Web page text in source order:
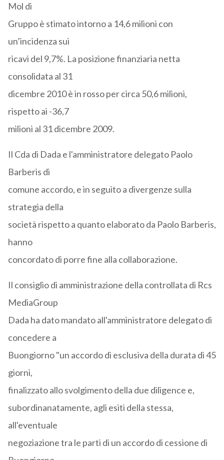
Mol di
Gruppo è stimato intorno a 14,6 milioni con
un’incidenza sui
ricavi del 9,7%. La posizione finanziaria netta
consolidata al 31
dicembre 2010 è in rosso per circa 50,6 milioni,
rispetto ai -36,7
milioni al 31 dicembre 2009.
Il Cda di Dada e l'amministratore delegato Paolo
Barberis di
comune accordo, e in seguito a divergenze sulla
strategia della
società rispetto a quanto elaborato da Paolo Barberis,
hanno
concordato di porre fine alla collaborazione.
Il consiglio di amministrazione della controllata di Rcs
MediaGroup
Dada ha dato mandato all'amministratore delegato di
concedere a
Buongiorno "un accordo di esclusiva della durata di 45
giorni,
finalizzato allo svolgimento della due diligence e,
subordinanatamente, agli esiti della stessa,
all'eventuale
negoziazione tra le parti di un accordo di cessione di